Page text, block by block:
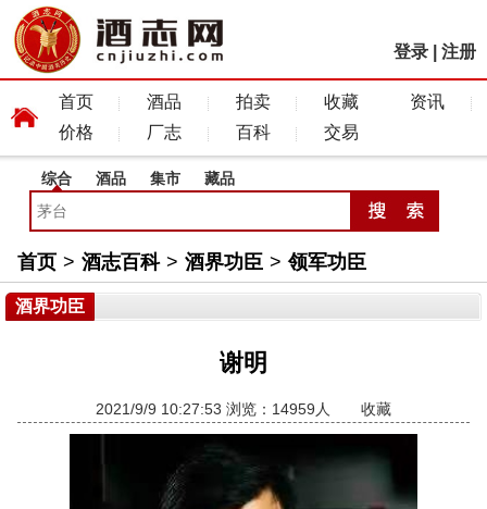
登录 注册
首页 酒品 拍卖 收藏
资讯
价格
厂志 百科 交易
综合 酒品 集市 藏品
首页 > 酒志百科 > 酒界功臣 > 领军功臣
酒界功臣
谢明
2021/9/9 10:27:53 浏览：14959人 收藏